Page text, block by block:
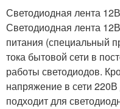
Светодиодная лента 12В
Светодиодная лента
питания (специальный
тока бытовой сети в
работы светодиодов.
напряжение в сети
подходит для